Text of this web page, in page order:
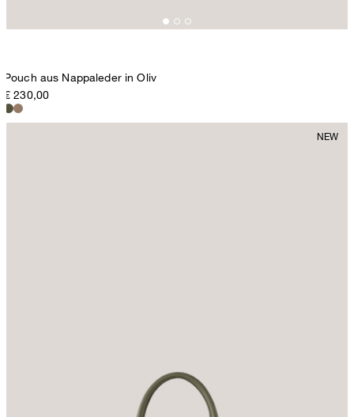
Pouch aus Nappaleder in Oliv
€ 230,00